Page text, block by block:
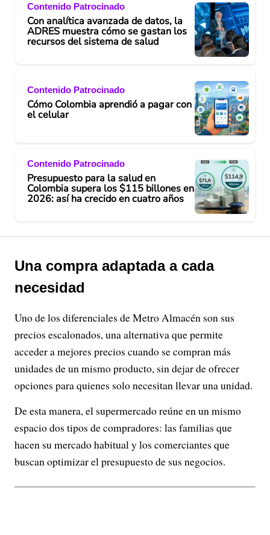
Contenido Patrocinado
Con analítica avanzada de datos, la
ADRES muestra cómo se gastan los
recursos del sistema de salud
Contenido Patrocinado
Cómo Colombia aprendió a pagar con
el celular
Contenido Patrocinado
Presupuesto para la salud en
Colombia supera los $115 billones en
2026: así ha crecido en cuatro años
Una compra adaptada a cada
necesidad
Uno de los diferenciales de Metro Almacén son sus
precios escalonados, una alternativa que permite
acceder a mejores precios cuando se compran más
unidades de un mismo producto, sin dejar de ofrecer
opciones para quienes solo necesitan llevar una unidad.
De esta manera, el supermercado reúne en un mismo
espacio dos tipos de compradores: las familias que
hacen su mercado habitual y los comerciantes que
buscan optimizar el presupuesto de sus negocios.